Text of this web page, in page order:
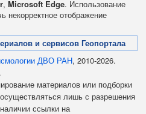
, Microsoft Edge. Использование
некорректное отображение
и сервисов Геопортала
ДВО РАН, 2010-2026.
.
материалов или подборки
лишь с разрешения
ссылки на